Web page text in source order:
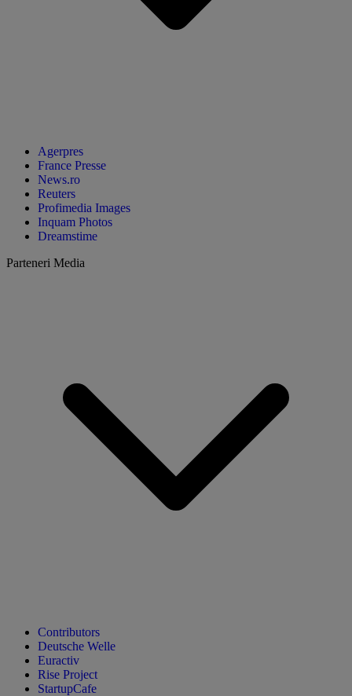
Agerpres
France Presse
News.ro
Reuters
Profimedia Images
Inquam Photos
Dreamstime
Parteneri Media
Contributors
Deutsche Welle
Euractiv
Rise Project
StartupCafe